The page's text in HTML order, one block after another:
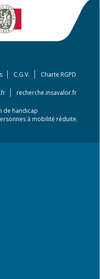
C.G.V. Charte RGPD
recherche.insavalor.fr
de handicap
à mobilité réduite.